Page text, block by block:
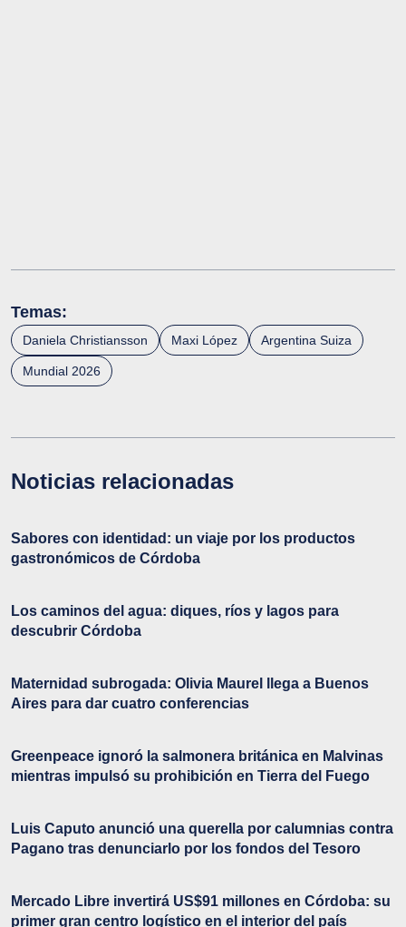
Temas:
Daniela Christiansson Maxi López Argentina Suiza
Mundial 2026
Noticias relacionadas
Sabores con identidad: un viaje por los productos
gastronómicos de Córdoba
Los caminos del agua: diques, ríos y lagos para
descubrir Córdoba
Maternidad subrogada: Olivia Maurel llega a Buenos
Aires para dar cuatro conferencias
Greenpeace ignoró la salmonera británica en Malvinas
mientras impulsó su prohibición en Tierra del Fuego
Luis Caputo anunció una querella por calumnias contra
Pagano tras denunciarlo por los fondos del Tesoro
Mercado Libre invertirá US$91 millones en Córdoba: su
primer gran centro logístico en el interior del país